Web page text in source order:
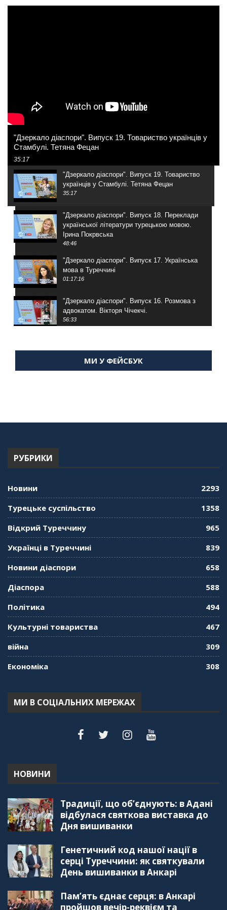
"Дзеркало діаспори". Випуск 19. Товариство українців у
Стамбулі. Тетяна Фецан
35:17
"Дзеркало діаспори". Випуск 19. Товариство
українців у Стамбулі. Тетяна Фецан
35:17
"Дзеркало діаспори". Випуск 18. Переклади
української літератури турецькою мовою.
Ірина Покрвська
48:46
"Дзеркало діаспори". Випуск 17. Українська
мова в Туреччині
01:17:16
"Дзеркало діаспори". Випуск 16. Розмова з
адвокатом. Вікторя Чічекчі.
56:33
Мухарський про життя в Туреччині
"Дзеркало діаспори". Випуск 13. МУШ в
"Дзеркало діаспори". Випуск 11. Олександр
Середа
"Дзеркало діаспори". Випуск 10. Тонкощі та
"Дзеркало діаспори". Випуск 8. Розмова з
Послом
"Дзеркало діаспори". Випуск 6. Можливості
рада українських громад Туреччини
56:20
"Дзеркало діаспори". Випуск 3. Вища освіта:
59:38
"Дзеркало діаспори", Випуск 2, Як вивчити
57:18
МИ У ФЕЙСБУК
РУБРИКИ
Новини
2293
Турецьке суспільство
1358
Відкрий Туреччину
965
Українці в Туреччині
839
Новини діаспори
658
Діаспора
588
Політика
494
Культурні товариства
467
війна
309
Економіка
308
МИ В СОЦІАЛЬНИХ МЕРЕЖАХ
НОВИНИ
Традиції, що об’єднують: в Адані
відбулася святкова виставка до
Дня вишиванки
Генетичний код нашої нації в
серці Туреччини: як святкували
День вишиванки в Анкарі
Пам’ять єднає серця: в Анкарі
пройшов вечір-реквієм та